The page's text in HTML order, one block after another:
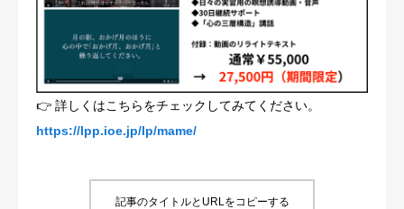
👉 詳しくはこちらをチェックしてみてください。
https://lpp.ioe.jp/lp/mame/
記事のタイトルとURLをコピーする